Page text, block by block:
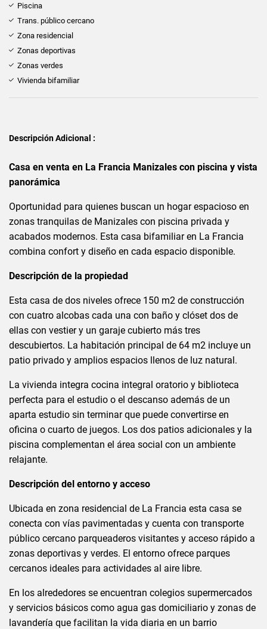
Piscina
Trans. público cercano
Zona residencial
Zonas deportivas
Zonas verdes
Vivienda bifamiliar
Descripción Adicional :
Casa en venta en La Francia Manizales con piscina y vista
panorámica
Oportunidad para quienes buscan un hogar espacioso en
zonas tranquilas de Manizales con piscina privada y
acabados modernos. Esta casa bifamiliar en La Francia
combina confort y diseño en cada espacio disponible.
Descripción de la propiedad
Esta casa de dos niveles ofrece 150 m2 de construcción
con cuatro alcobas cada una con baño y clóset dos de
ellas con vestier y un garaje cubierto más tres
descubiertos. La habitación principal de 64 m2 incluye un
patio privado y amplios espacios llenos de luz natural.
La vivienda integra cocina integral oratorio y biblioteca
perfecta para el estudio o el descanso además de un
aparta estudio sin terminar que puede convertirse en
oficina o cuarto de juegos. Los dos patios adicionales y la
piscina complementan el área social con un ambiente
relajante.
Descripción del entorno y acceso
Ubicada en zona residencial de La Francia esta casa se
conecta con vías pavimentadas y cuenta con transporte
público cercano parqueaderos visitantes y acceso rápido a
zonas deportivas y verdes. El entorno ofrece parques
cercanos ideales para actividades al aire libre.
En los alrededores se encuentran colegios supermercados
y servicios básicos como agua gas domiciliario y zonas de
lavandería que facilitan la vida diaria en un barrio